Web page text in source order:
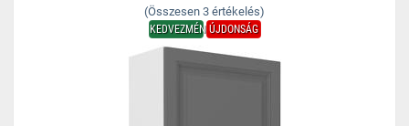
(Összesen 3 értékelés)
KEDVEZMÉNYÚJDONSÁG